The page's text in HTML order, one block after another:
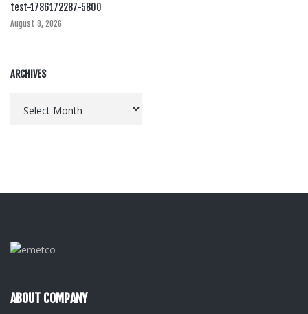
test-1786172287-5800
August 8, 2026
ARCHIVES
ABOUT COMPANY